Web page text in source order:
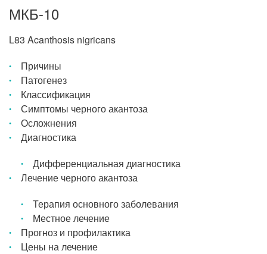
МКБ-10
L83 Acanthosis nigricans
Причины
Патогенез
Классификация
Симптомы черного акантоза
Осложнения
Диагностика
Дифференциальная диагностика
Лечение черного акантоза
Терапия основного заболевания
Местное лечение
Прогноз и профилактика
Цены на лечение